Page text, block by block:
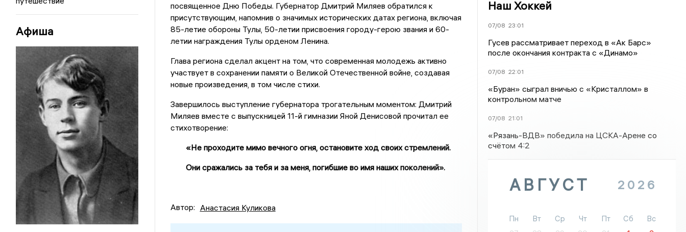
Афиша
посвященное Дню Победы. Губернатор Дмитрий Миляев обратился к
присутствующим, напомнив о значимых исторических датах региона, включая
85-летие обороны Тулы, 50-летии присвоения городу-герою звания и 60-
летии награждения Тулы орденом Ленина.
Глава региона сделал акцент на том, что современная молодежь активно
участвует в сохранении памяти о Великой Отечественной войне, создавая
новые произведения, в том числе стихи.
Завершилось выступление губернатора трогательным моментом: Дмитрий
Миляев вместе с выпускницей 11-й гимназии Яной Денисовой прочитал ее
стихотворение:
«Не проходите мимо вечного огня, остановите ход своих стремлений.
Они сражались за тебя и за меня, погибшие во имя наших поколений».
Автор: Анастасия Куликова
Наш Хоккей
07/08 23:01
Гусев рассматривает переход в «Ак Барс»
после окончания контракта с «Динамо»
07/08 22:01
«Буран» сыграл вничью с «Кристаллом» в
контрольном матче
07/08 21:01
«Рязань-ВДВ» победила на ЦСКА-Арене со
счётом 4:2
АВГУСТ 2026
Пн Вт Ср Чт Пт Сб
Вс